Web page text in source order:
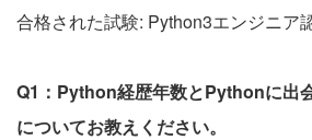
合格された試験: Python3エンジニア
Q1：Python経歴年数とPythonに出
についてお教えください。